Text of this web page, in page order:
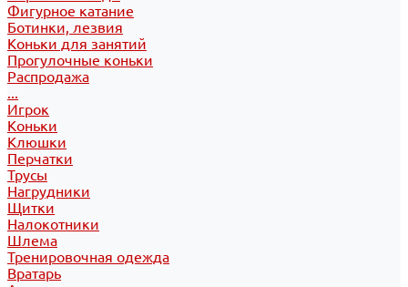
Фигурное катание
Ботинки, лезвия
Коньки для занятий
Прогулочные коньки
Распродажа
...
Игрок
Коньки
Клюшки
Перчатки
Трусы
Нагрудники
Щитки
Налокотники
Шлема
Тренировочная одежда
Вратарь